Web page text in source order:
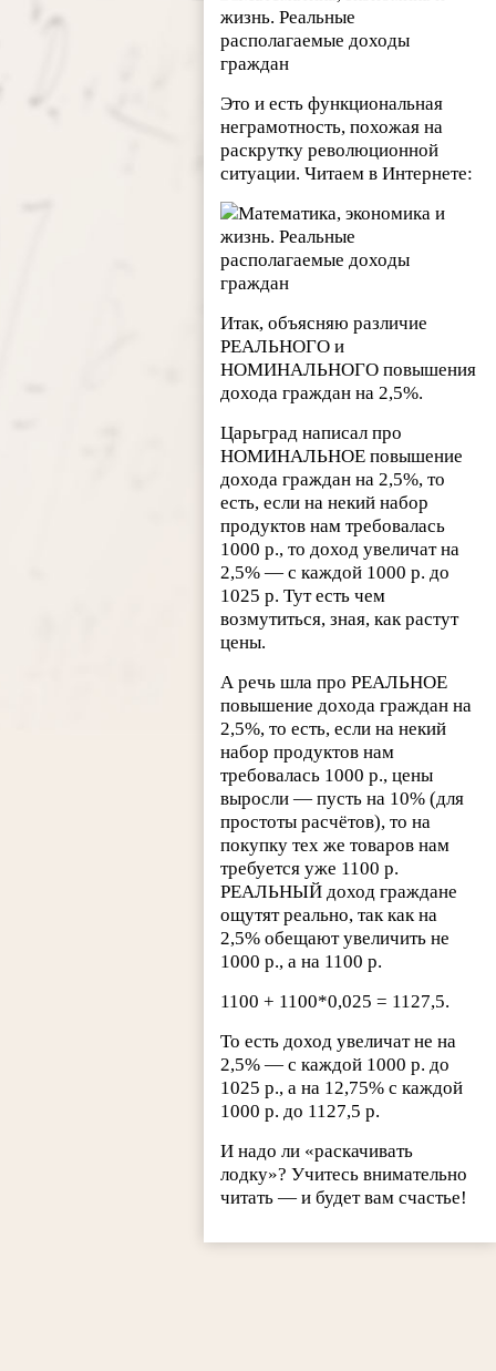
Это и есть функциональная
неграмотность, похожая на
раскрутку революционной
ситуации. Читаем в Интернете:
Итак, объясняю различие
РЕАЛЬНОГО и
НОМИНАЛЬНОГО повышения
дохода граждан на 2,5%.
Царьград написал про
НОМИНАЛЬНОЕ повышение
дохода граждан на 2,5%, то
есть, если на некий набор
продуктов нам требовалась
1000 р., то доход увеличат на
2,5% — с каждой 1000 р. до
1025 р. Тут есть чем
возмутиться, зная, как растут
цены.
А речь шла про РЕАЛЬНОЕ
повышение дохода граждан на
2,5%, то есть, если на некий
набор продуктов нам
требовалась 1000 р., цены
выросли — пусть на 10% (для
простоты расчётов), то на
покупку тех же товаров нам
требуется уже 1100 р.
РЕАЛЬНЫЙ доход граждане
ощутят реально, так как на
2,5% обещают увеличить не
1000 р., а на 1100 р.
1100 + 1100*0,025 = 1127,5.
То есть доход увеличат не на
2,5% — с каждой 1000 р. до
1025 р., а на 12,75% с каждой
1000 р. до 1127,5 р.
И надо ли «раскачивать
лодку»? Учитесь внимательно
читать — и будет вам счастье!